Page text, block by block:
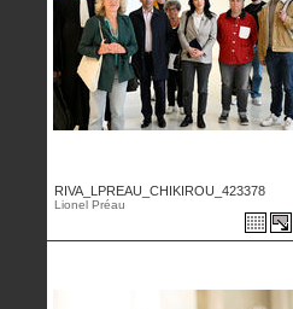
RIVA_LPREAU_CHIKIROU_423378
Lionel Préau